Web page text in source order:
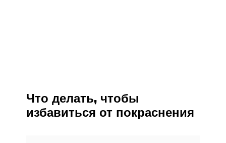
Что делать, чтобы
избавиться от покраснения